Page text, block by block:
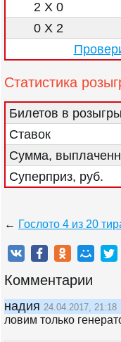
2 X 0
0 X 2
Статистика
Билетов в
Ставок
Сумма,
Суперприз, руб.
← Гослото 4 из 20
Комментарии
надия 24.04.2017, 21:18
ловим только